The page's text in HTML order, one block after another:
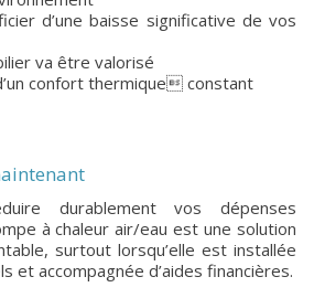
d’une baisse significative de vos
va être valorisé
confort thermique constant
à chaleur air/eau est une solution
surtout lorsqu’elle est installée
et accompagnée d’aides financières.